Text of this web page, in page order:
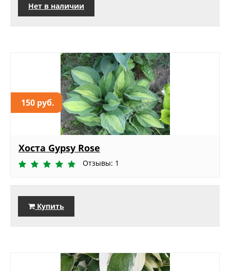
Нет в наличии
150 руб.
Хоста Gypsy Rose
Отзывы: 1
Купить